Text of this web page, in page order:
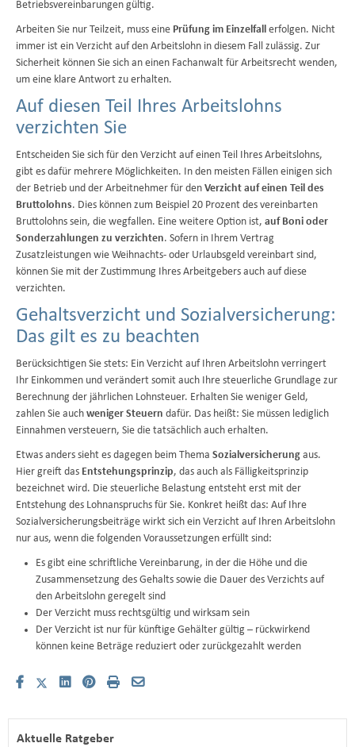
Betriebsvereinbarungen gültig.
Arbeiten Sie nur Teilzeit, muss eine Prüfung im Einzelfall erfolgen. Nicht
immer ist ein Verzicht auf den Arbeitslohn in diesem Fall zulässig. Zur
Sicherheit können Sie sich an einen Fachanwalt für Arbeitsrecht wenden,
um eine klare Antwort zu erhalten.
Auf diesen Teil Ihres Arbeitslohns
verzichten Sie
Entscheiden Sie sich für den Verzicht auf einen Teil Ihres Arbeitslohns,
gibt es dafür mehrere Möglichkeiten. In den meisten Fällen einigen sich
der Betrieb und der Arbeitnehmer für den Verzicht auf einen Teil des
Bruttolohns. Dies können zum Beispiel 20 Prozent des vereinbarten
Bruttolohns sein, die wegfallen. Eine weitere Option ist, auf Boni oder
Sonderzahlungen zu verzichten. Sofern in Ihrem Vertrag
Zusatzleistungen wie Weihnachts- oder Urlaubsgeld vereinbart sind,
können Sie mit der Zustimmung Ihres Arbeitgebers auch auf diese
verzichten.
Gehaltsverzicht und Sozialversicherung:
Das gilt es zu beachten
Berücksichtigen Sie stets: Ein Verzicht auf Ihren Arbeitslohn verringert
Ihr Einkommen und verändert somit auch Ihre steuerliche Grundlage zur
Berechnung der jährlichen Lohnsteuer. Erhalten Sie weniger Geld,
zahlen Sie auch weniger Steuern dafür. Das heißt: Sie müssen lediglich
Einnahmen versteuern, Sie die tatsächlich auch erhalten.
Etwas anders sieht es dagegen beim Thema Sozialversicherung aus.
Hier greift das Entstehungsprinzip, das auch als Fälligkeitsprinzip
bezeichnet wird. Die steuerliche Belastung entsteht erst mit der
Entstehung des Lohnanspruchs für Sie. Konkret heißt das: Auf Ihre
Sozialversicherungsbeiträge wirkt sich ein Verzicht auf Ihren Arbeitslohn
nur aus, wenn die folgenden Voraussetzungen erfüllt sind:
Es gibt eine schriftliche Vereinbarung, in der die Höhe und die
Zusammensetzung des Gehalts sowie die Dauer des Verzichts auf
den Arbeitslohn geregelt sind
Der Verzicht muss rechtsgültig und wirksam sein
Der Verzicht ist nur für künftige Gehälter gültig – rückwirkend
können keine Beträge reduziert oder zurückgezahlt werden
Aktuelle Ratgeber